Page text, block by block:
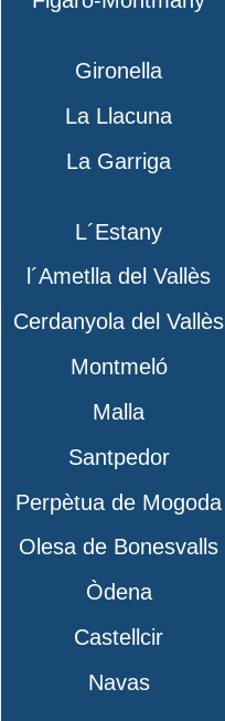
Gironella
La Llacuna
La Garriga
L´Estany
l´Ametlla del Vallès
Cerdanyola del Vallès
Montmeló
Malla
Santpedor
Perpètua de Mogoda
Olesa de Bonesvalls
Òdena
Castellcir
Navas